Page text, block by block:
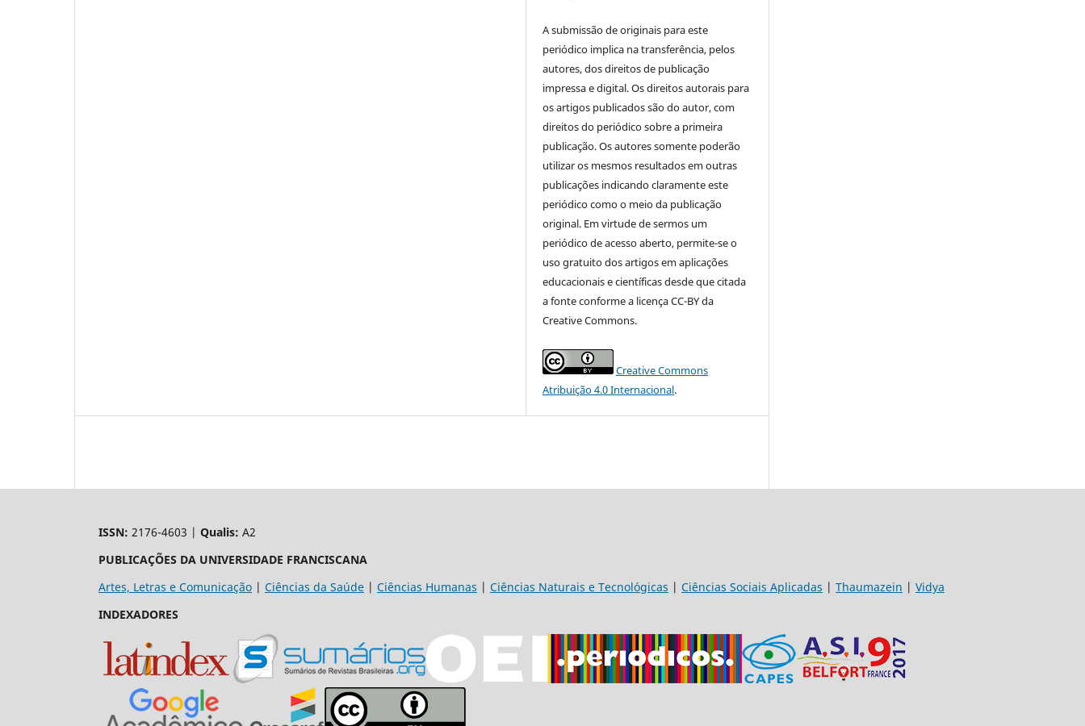
A submissão de originais para este
periódico implica na transferência, pelos
autores, dos direitos de publicação
impressa e digital. Os direitos autorais para
os artigos publicados são do autor, com
direitos do periódico sobre a primeira
publicação. Os autores somente poderão
utilizar os mesmos resultados em outras
publicações indicando claramente este
periódico como o meio da publicação
original. Em virtude de sermos um
periódico de acesso aberto, permite-se o
uso gratuito dos artigos em aplicações
educacionais e científicas desde que citada
a fonte conforme a licença CC-BY da
Creative Commons.
Creative Commons
Atribuição 4.0 Internacional.
ISSN: 2176-4603 | Qualis: A2
PUBLICAÇÕES DA UNIVERSIDADE FRANCISCANA
Artes, Letras e Comunicação | Ciências da Saúde | Ciências Humanas | Ciências Naturais e Tecnológicas | Ciências Sociais Aplicadas | Thaumazein | Vidya
INDEXADORES